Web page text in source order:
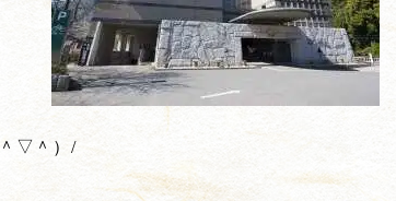
＾▽＾）/